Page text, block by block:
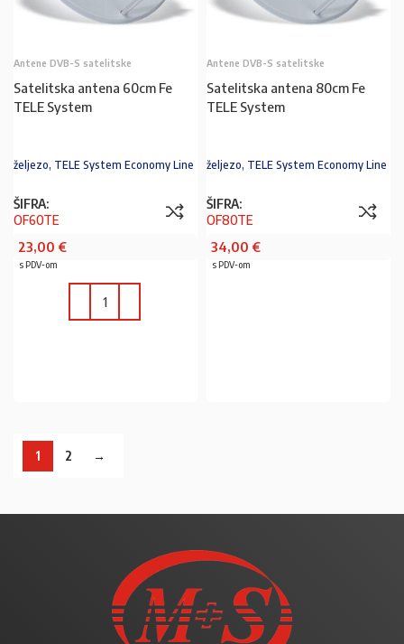
Antene DVB-S satelitske
Satelitska antena 60cm Fe
TELE System
željezo, TELE System Economy Line
ŠIFRA:
OF60TE
23,00 €
s PDV-om
Antene DVB-S satelitske
Satelitska antena 80cm Fe
TELE System
željezo, TELE System Economy Line
ŠIFRA:
OF80TE
34,00 €
s PDV-om
1 2 →